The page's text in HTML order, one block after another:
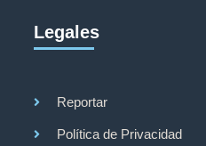
Legales
Reportar
Política de Privacidad